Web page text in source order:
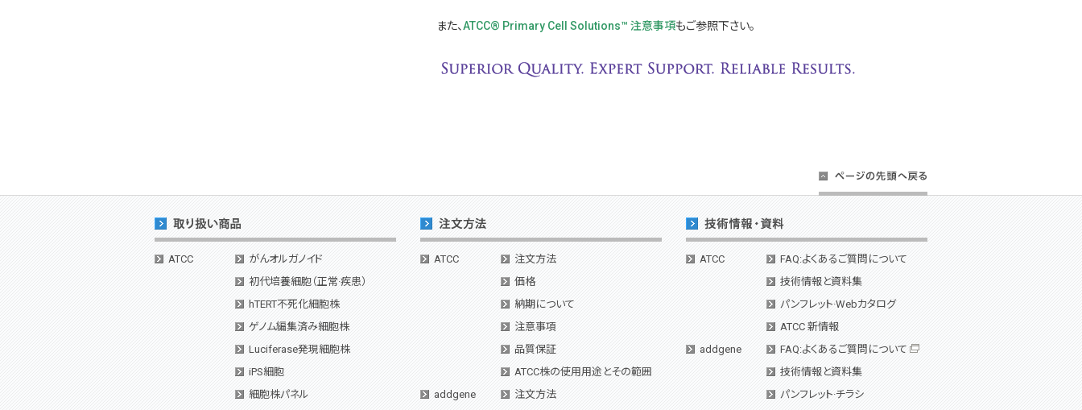
また、ATCC® Primary Cell Solutions™ 注意事項もご参照下さい。
ATCC
がんオルガノイド
初代培養細胞（正常·疾患）
hTERT不死化細胞株
ゲノム編集済み細胞株
Luciferase発現細胞株
iPS細胞
細胞株パネル
ATCC
注文方法
価格
納期について
注意事項
品質保証
ATCC株の使用用途とその範囲
addgene
注文方法
ATCC
FAQ:よくあるご質問について
技術情報と資料集
パンフレット·Webカタログ
ATCC 新情報
addgene
FAQ:よくあるご質問について
技術情報と資料集
パンフレット·チラシ